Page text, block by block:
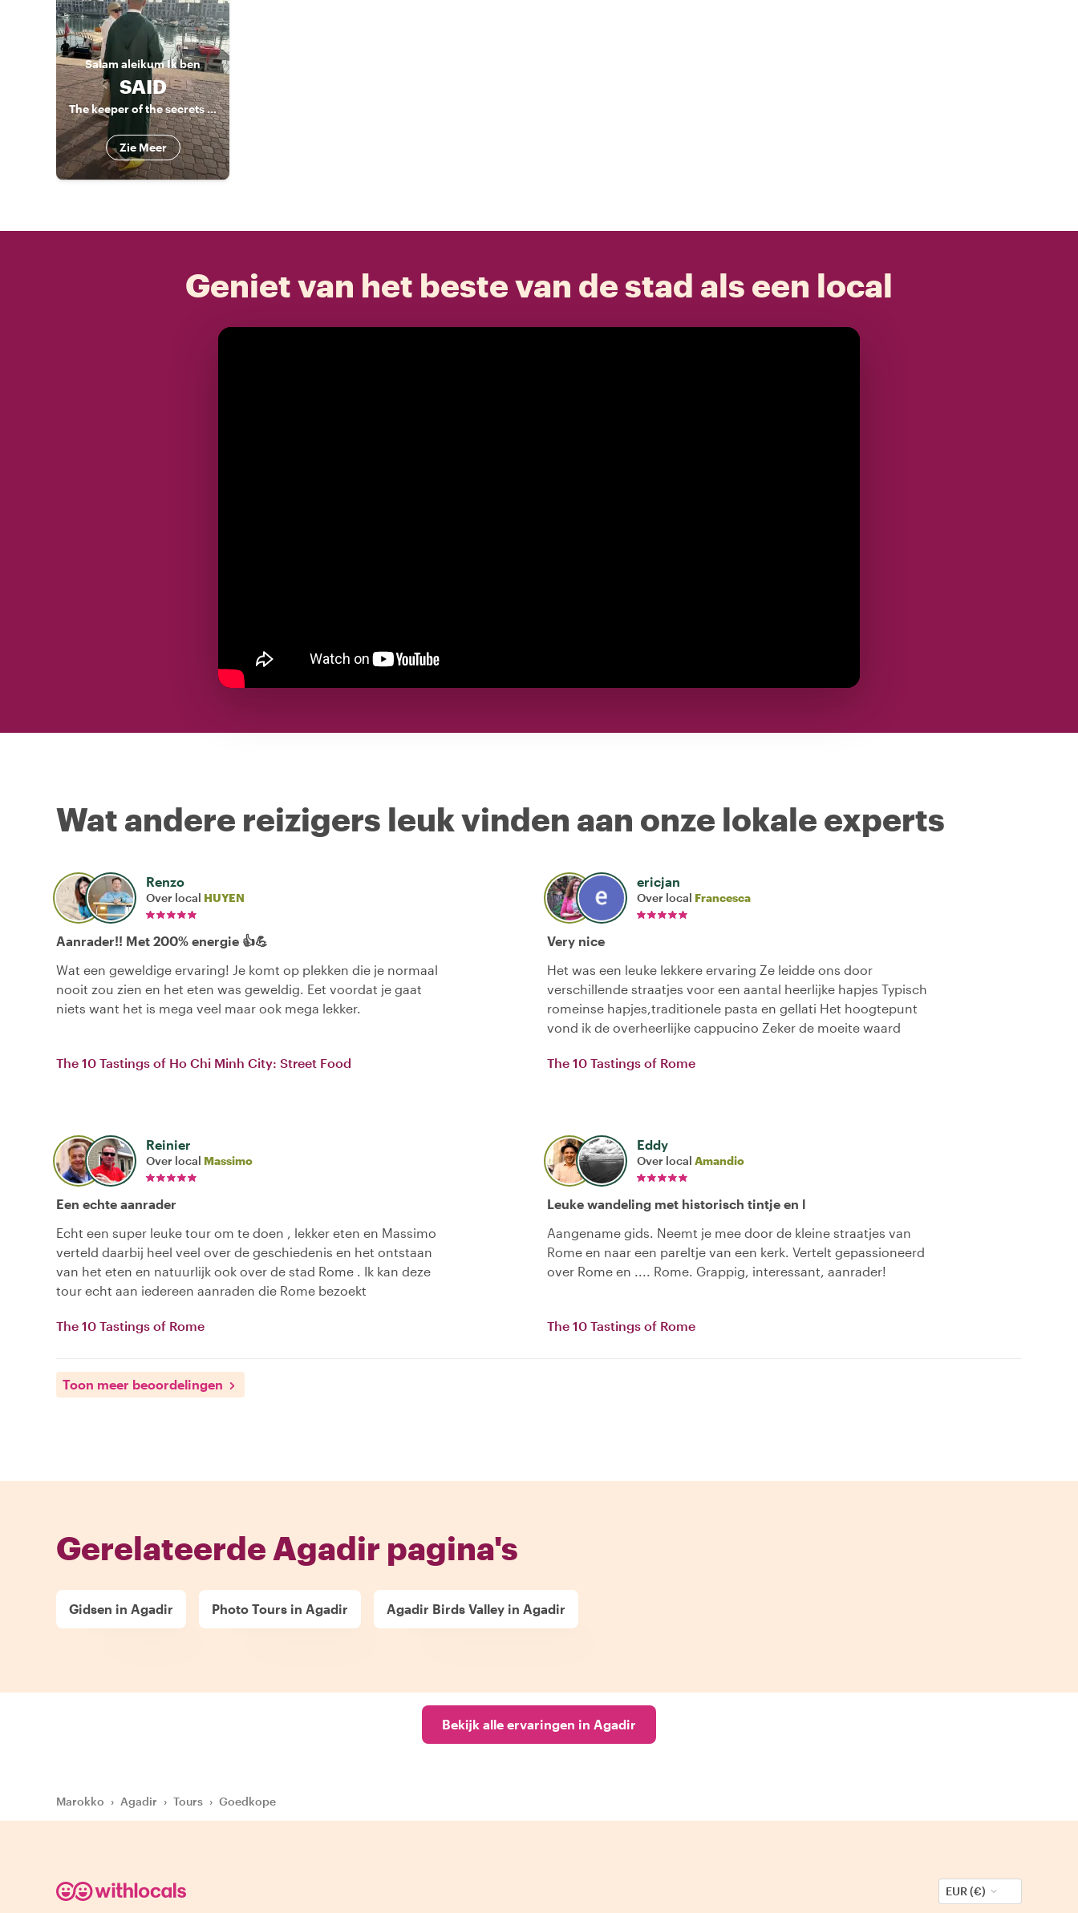
Salam aleikumIk ben
SAID
The keeper of the secrets of Agadir
Zie Meer
Geniet van het beste van de stad als een local
Wat andere reizigers leuk vinden aan onze lokale experts
Renzo
Over local HUYEN
Aanrader!! Met 200% energie 👍💪
Wat een geweldige ervaring! Je komt op plekken die je normaal
nooit zou zien en het eten was geweldig. Eet voordat je gaat
niets want het is mega veel maar ook mega lekker.
The 10 Tastings of Ho Chi Minh City: Street Food
ericjan
Over local Francesca
Very nice
Het was een leuke lekkere ervaring Ze leidde ons door
verschillende straatjes voor een aantal heerlijke hapjes Typisch
romeinse hapjes,traditionele pasta en gellati Het hoogtepunt
vond ik de overheerlijke cappucino Zeker de moeite waard
The 10 Tastings of Rome
Reinier
Over local Massimo
Een echte aanrader
Echt een super leuke tour om te doen , lekker eten en Massimo
verteld daarbij heel veel over de geschiedenis en het ontstaan
van het eten en natuurlijk ook over de stad Rome . Ik kan deze
tour echt aan iedereen aanraden die Rome bezoekt
The 10 Tastings of Rome
Eddy
Over local Amandio
Leuke wandeling met historisch tintje en l
Aangename gids. Neemt je mee door de kleine straatjes van
Rome en naar een pareltje van een kerk. Vertelt gepassioneerd
over Rome en .... Rome. Grappig, interessant, aanrader!
The 10 Tastings of Rome
Toon meer beoordelingen
Gerelateerde Agadir pagina's
Gidsen in Agadir Photo Tours in Agadir Agadir Birds Valley in Agadir
Bekijk alle ervaringen in Agadir
Marokko › Agadir › Tours › Goedkope
EUR (€)